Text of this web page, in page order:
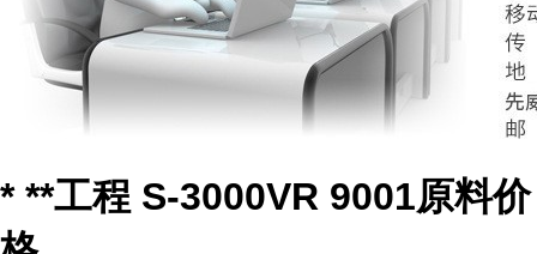
* **工程 S-3000VR 9001原料价